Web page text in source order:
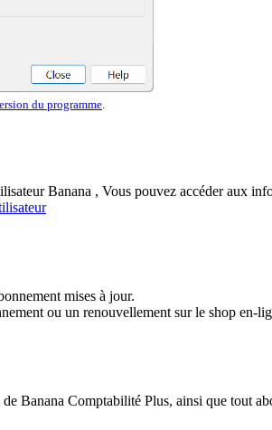
du programme.
Banana , Vous pouvez accéder aux
mises à jour.
ou un renouvellement sur le shop en-
Banana Comptabilité Plus, ainsi que tout